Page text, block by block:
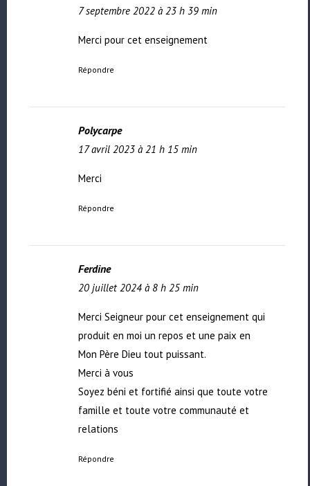
7 septembre 2022 à 23 h 39 min
Merci pour cet enseignement
Répondre
Polycarpe
17 avril 2023 à 21 h 15 min
Merci
Répondre
Ferdine
20 juillet 2024 à 8 h 25 min
Merci Seigneur pour cet enseignement qui
produit en moi un repos et une paix en
Mon Père Dieu tout puissant.
Merci à vous
Soyez béni et fortifié ainsi que toute votre
famille et toute votre communauté et
relations
Répondre